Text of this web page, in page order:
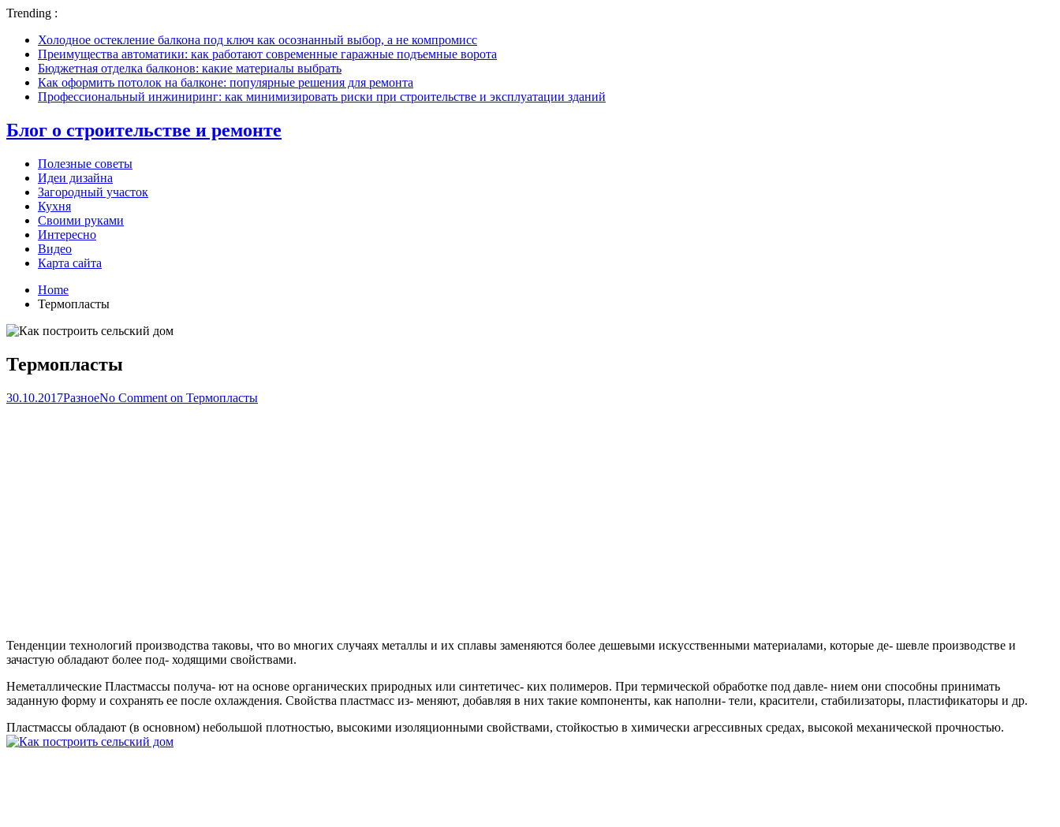
Trending :
Холодное остекление балкона под ключ как осознанный выбор, а не компромисс
Преимущества автоматики: как работают современные гаражные подъемные ворота
Бюджетная отделка балконов: какие материалы выбрать
Как оформить потолок на балконе: популярные решения для ремонта
Профессиональный инжиниринг: как минимизировать риски при строительстве и эксплуатации зданий
Блог о строительстве и ремонте
Полезные советы
Идеи дизайна
Загородный участок
Кухня
Своими руками
Интересно
Видео
Карта сайта
Home
Термопласты
Термопласты
30.10.2017РазноеNo Comment on Термопласты
Тенденции технологий производства таковы, что во многих случаях металлы и их сплавы заменяются более дешевыми искусственными материалами, которые де- шевле производстве и
зачастую обладают более под- ходящими свойствами.
Неметаллические Пластмассы получа- ют на основе органических природных или синтетичес- ких полимеров. При термической обработке под давле- нием они способны принимать
заданную форму и сохранять ее после охлаждения. Свойства пластмасс из- меняют, добавляя в них такие компоненты, как наполни- тели, красители, стабилизаторы, пластификаторы и др.
Пластмассы обладают (в основном) небольшой плотностью, высокими изоляционными свойствами, стойкостью в химически агрессивных средах, высокой механической прочностью.